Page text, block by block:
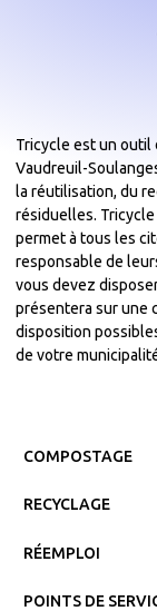
Tricycle est un outil
Vaudreuil-
la réutilisation, du
résiduelles.
permet à tous les
responsable de
vous devez
présentera sur une
disposition
de votre
COMPOSTAGE
RECYCLAGE
RÉEMPLOI
POINTS DE